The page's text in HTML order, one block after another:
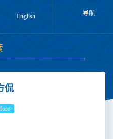
English 导航
侃